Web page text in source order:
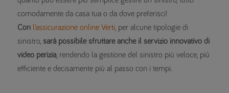
comodamente da casa tua o da dove preferisci!
Con l’assicurazione online Verti , per alcune tipologie di
sinistro, sarà possibile sfruttare anche il servizio innovativo di
video perizia , rendendo la gestione del sinistro più veloce, più
efficiente e decisamente più al passo con i tempi.